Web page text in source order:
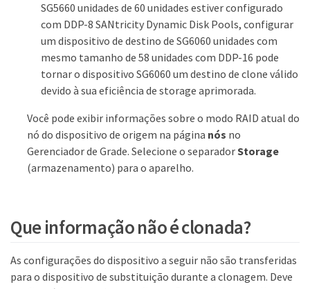
SG5660 unidades de 60 unidades estiver configurado
com DDP-8 SANtricity Dynamic Disk Pools, configurar
um dispositivo de destino de SG6060 unidades com
mesmo tamanho de 58 unidades com DDP-16 pode
tornar o dispositivo SG6060 um destino de clone válido
devido à sua eficiência de storage aprimorada.
Você pode exibir informações sobre o modo RAID atual do
nó do dispositivo de origem na página nós no
Gerenciador de Grade. Selecione o separadorStorage
(armazenamento) para o aparelho.
Que informação não é clonada?
As configurações do dispositivo a seguir não são transferidas
para o dispositivo de substituição durante a clonagem. Deve